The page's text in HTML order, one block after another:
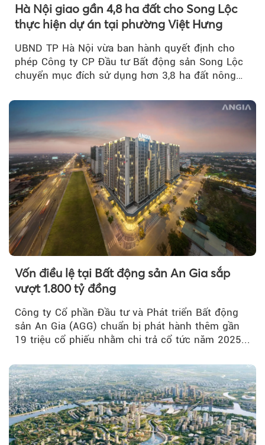
Hà Nội giao gần 4,8 ha đất cho Song Lộc
thực hiện dự án tại phường Việt Hưng
UBND TP Hà Nội vừa ban hành quyết định cho
phép Công ty CP Đầu tư Bất động sản Song Lộc
chuyển mục đích sử dụng hơn 3,8 ha đất nông
Vốn điều lệ tại Bất động sản An Gia sắp
vượt 1.800 tỷ đồng
Công ty Cổ phần Đầu tư và Phát triển Bất động
sản An Gia (AGG) chuẩn bị phát hành thêm gần
19 triệu cổ phiếu nhằm chi trả cổ tức năm 2025...